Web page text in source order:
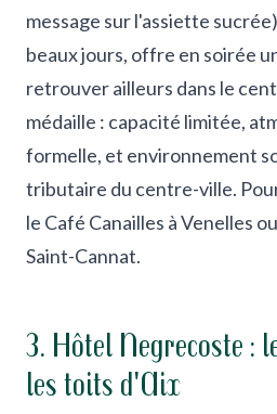
message sur l'assiette
beaux jours, offre en soirée
retrouver ailleurs dans le
médaille : capacité limitée,
formelle, et environnement
tributaire du centre-ville.
le Café Canailles à Venelles
Saint-Cannat.
3. Hôtel Negrecoste :
les toits d'Aix